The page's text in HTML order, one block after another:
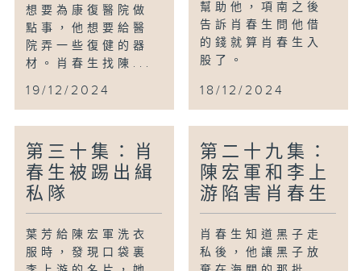
想要為康復醫院做
點事，他想要給醫
院弄一些復健的器
材。肖春生找陳...
19/12/2024
幫助他，項南之後
告訴肖春生問他借
的錢就算肖春生入
股了。
18/12/2024
第三十集：肖
春生被踢出緝
私隊
葉芳給陳宏軍洗衣
服時，發現口袋裏
第二十九集：
陳宏軍和李上
游陷害肖春生
肖春生知道黑子走
私後，他讓黑子放